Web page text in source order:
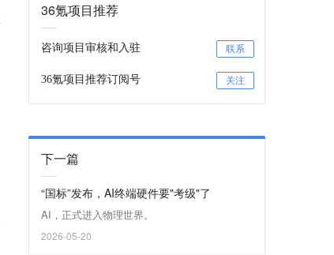
36氪项目推荐
咨询项目审核和入驻 联系
36氪项目推荐订阅号 关注
下一篇
“国标”发布，AI终端硬件要"考级"了
AI，正式进入物理世界。
2026-05-20